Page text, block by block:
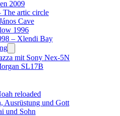
2009
The artic circle
Cave
1996
– Xlendi Bay
mit Sony Nex-5N
SL17B
reloaded
Ausrüstung und Gott
und Sohn